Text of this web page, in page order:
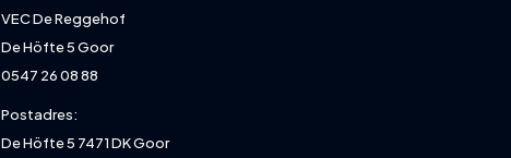
VEC De Reggehof
De Höfte 5 Goor
0547 26 08 88
Postadres:
De Höfte 5 7471 DK Goor